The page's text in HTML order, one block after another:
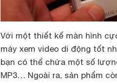
Với một thiết kế màn hình
máy xem video di động tốt
bạn có thể chứa một số
MP3… Ngoài ra, sản phẩm